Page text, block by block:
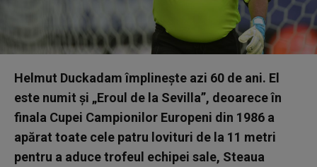
Helmut Duckadam împlinește azi 60 de ani. El
este numit și „Eroul de la Sevilla”, deoarece în
finala Cupei Campionilor Europeni din 1986 a
apărat toate cele patru lovituri de la 11 metri
pentru a aduce trofeul echipei sale, Steaua